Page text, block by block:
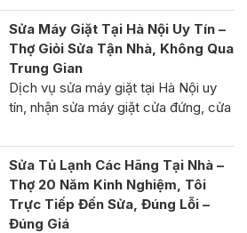
Sửa Máy Giặt Tại Hà Nội Uy Tín –
Thợ Giỏi Sửa Tận Nhà, Không Qua
Trung Gian
Dịch vụ sửa máy giặt tại Hà Nội uy
tín, nhận sửa máy giặt cửa đứng, cửa
Sửa Tủ Lạnh Các Hãng Tại Nhà –
Thợ 20 Năm Kinh Nghiệm, Tôi
Trực Tiếp Đến Sửa, Đúng Lỗi –
Đúng Giá